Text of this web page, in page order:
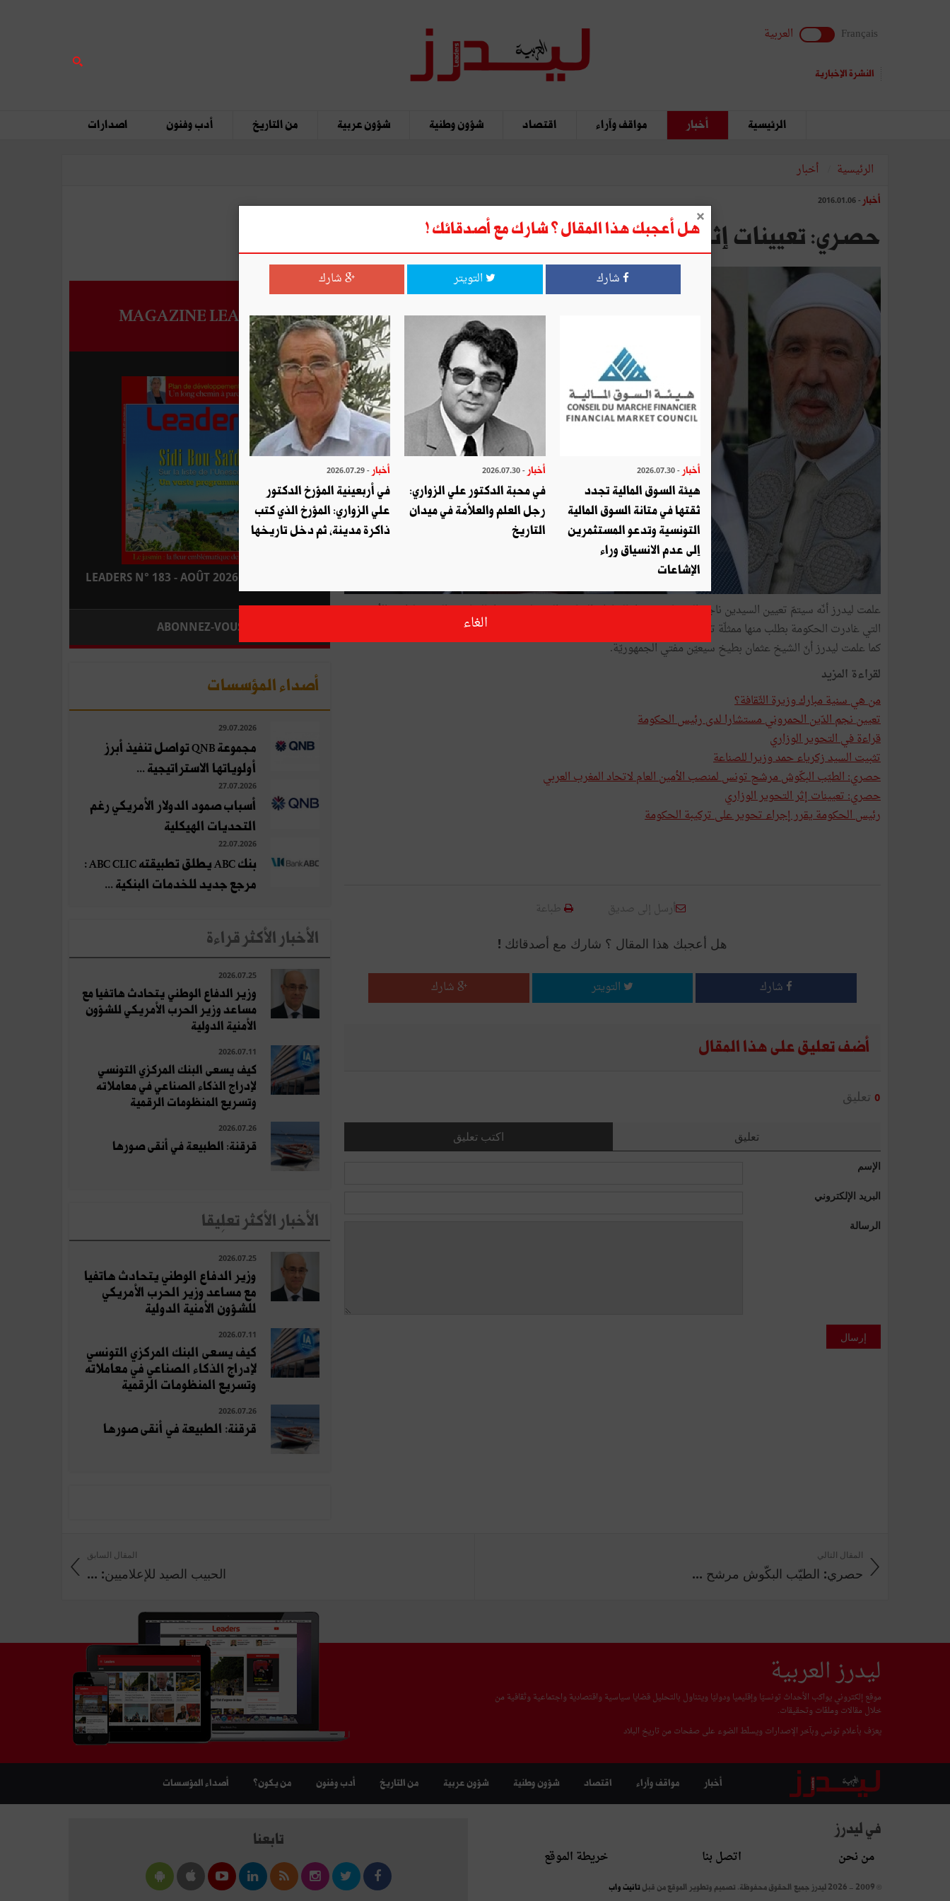
Français العربية
النشرة الإخبارية
الرئيسية أخبار مواقف وآراء اقتصاد شؤون وطنية شؤون عربية من التاريخ أدب وفنون اصدارات
الرئيسية أخبار
أخبار - 2016.01.06
حصري: تعيينات إثر التحوير الوزاري
علمت ليدرز أنّه سيتمّ تعيين السيدين ناجم الغرسلي سفيرا بالرباط والتهامي العبدولي سفيرا بالرياض والسيدة لطيفة الأخضر
التي غادرت الحكومة بطلب منها ممثلّة تونس لدى اليونسكو.
كما علمت ليدرز أنّ الشيخ عثمان بطيخ سيعيّن مفتي الجمهوريّة.
لقراءة المزيد
من هي سنية مبارك وزيرة الثّقافة؟
تعيين نجم الدّين الحمروني مستشارا لدى رئيس الحكومة
قراءة في التحوير الوزاري
تثبيت السيد زكرياء حمد وزيرا للصناعة
حصري: الطيّب البكّوش مرشح تونس لمنصب الأمين العام لاتحاد المغرب العربي
حصري: تعيينات إثر التحوير الوزاري
رئيس الحكومة يقرر إجراء تحوير على تركيبة الحكومة
أرسل إلى صديق طباعة
هل أعجبك هذا المقال ؟ شارك مع أصدقائك !
شارك التويتر شارك
أضف تعليق على هذا المقال
0 تعليق
اكتب تعليق تعليق
الإسم
البريد الإلكتروني
الرسالة
إرسال
MAGAZINE LEADERS
LEADERS N° 183 - AOÛT 2026 : EN KIOSQUE
ABONNEZ-VOUS
أصداء المؤسسات
29.07.2026
مجموعة QNB تواصل تنفيذ أبرز
أولوياتها الاستراتيجية ...
27.07.2026
أسباب صمود الدولار الأمريكي رغم
التحديات الهيكلية
22.07.2026
بنك ABC يطلق تطبيقته ABC CLIC :
مرجع جديد للخدمات البنكية ...
الأخبار الأكثر قراءة
2026.07.25
وزير الدفاع الوطني يتحادث هاتفيا مع
مساعد وزير الحرب الأمريكي للشؤون
الأمنية الدولية
2026.07.11
كيف يسعى البنك المركزي التونسي
لإدراج الذكاء الصناعي في معاملاته
وتسريع المنظومات الرقمية
2026.07.26
قرقنة: الطبيعة في أنقى صورها
الأخبار الأكثر تعلِيقا
2026.07.25
وزير الدفاع الوطني يتحادث هاتفيا
مع مساعد وزير الحرب الأمريكي
للشؤون الأمنية الدولية
2026.07.11
كيف يسعى البنك المركزي التونسي
لإدراج الذكاء الصناعي في معاملاته
وتسريع المنظومات الرقمية
2026.07.26
قرقنة: الطبيعة في أنقى صورها
المقال السابق
الحبيب الصيد للإعلاميين: ...
المقال التالي
حصري: الطيّب البكّوش مرشح ...
ليدرز العربية
موقع إلكتروني يواكب الأحداث تونسيّا وإقليميا ودوليّا ويتناول بالتحليل قضايا سياسية واقتصادية واجتماعية وثقافية من
خلال مقالات وملفّات وتحقيقات.
يعرّف بأعلام تونس وبآخر الإصدارات ويسلّط الضوء على صفحات من تاريخ البلاد
أخبار مواقف وآراء اقتصاد شؤون وطنية شؤون عربية من التاريخ أدب وفنون من يكون؟ أصداء المؤسسات
في ليدرز
من نحن اتصل بنا خريطة الموقع
© 2009 - 2026 ليدرز جميع الحقوق محفوظة. تصميم وتطوير الموقع من قبل تانيت واب
تابعنا
هل أعجبك هذا المقال ؟ شارك مع أصدقائك !
شارك التويتر شارك
أخبار - 2026.07.30
هيئة السوق المالية تجدد
ثقتها في متانة السوق المالية
التونسية وتدعو المستثمرين
إلى عدم الانسياق وراء
الإشاعات
أخبار - 2026.07.30
في محبة الدكتور علي الزواري:
رجل العلم والعلاّمة في ميدان
التاريخ
أخبار - 2026.07.29
في أربعينية المؤرخ الدكتور
علي الزواري: المؤرخ الذي كتب
ذاكرة مدينة، ثم دخل تاريخها
الغاء